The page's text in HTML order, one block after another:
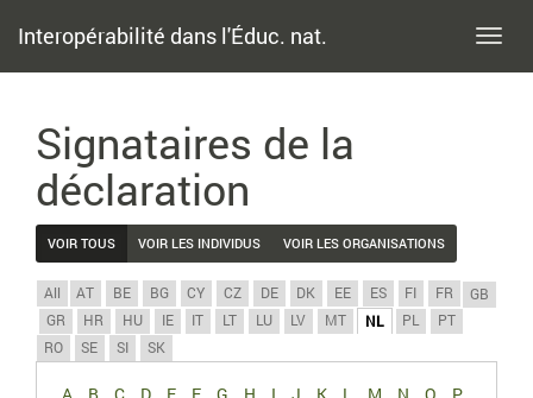
Interopérabilité dans l'Éduc. nat.
Signataires de la
déclaration
VOIR TOUS VOIR LES INDIVIDUS VOIR LES ORGANISATIONS
All AT BE BG CY CZ DE DK EE ES FI FR
GB
GR
HR HU IE IT LT LU LV MT NL PL
PT
RO
SE SI SK